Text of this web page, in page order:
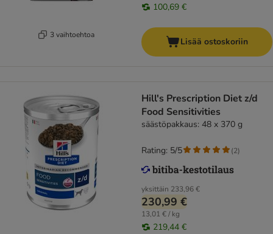
3 vaihtoehtoa
100,69 €
Lisää ostoskoriin
Hill's Prescription Diet z/d
Food Sensitivities
säästöpakkaus: 48 x 370 g
yksittäin 233,96 €
230,99 €
13,01 € / kg
219,44 €
Rating: 5/5 (2)